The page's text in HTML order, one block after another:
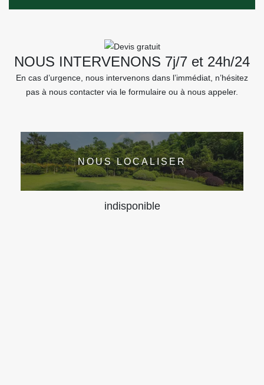
NOUS INTERVENONS 7j/7 et 24h/24
En cas d’urgence, nous intervenons dans l’immédiat, n’hésitez
pas à nous contacter via le formulaire ou à nous appeler.
NOUS LOCALISER
indisponible